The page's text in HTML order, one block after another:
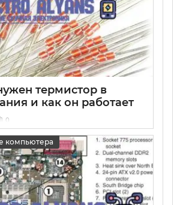
термистор в
и как он работает
0
компьютера